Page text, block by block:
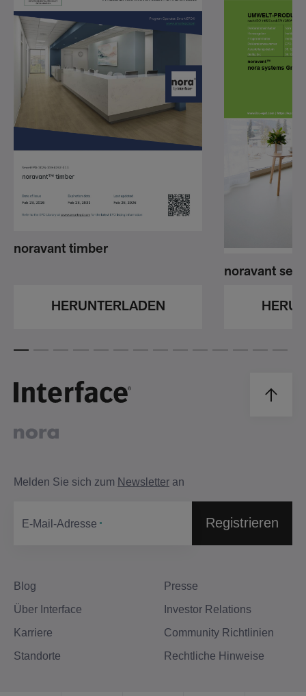
noravant timber
HERUNTERLADEN
noravant
Blog
Über Interface
Karriere
Standorte
Presse
Investor Relations
Community Richtlinien
Rechtliche Hinweise
Melden Sie sich zum Newsletter an
E-Mail-Adresse Registrieren